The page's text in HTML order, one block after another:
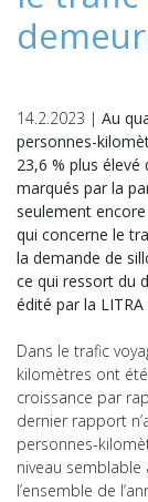
14.2.2023 | Au
personnes-
23,6 % plus
marqués par la
seulement
qui concerne le
la demande de
ce qui ressort du
édité par la
Dans le trafic
kilomètres ont
croissance par
dernier rapport
personnes-
niveau semblable
l’ensemble de